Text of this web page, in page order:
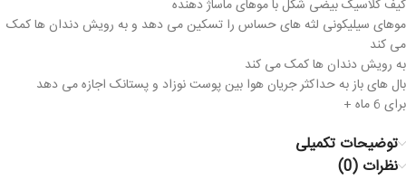
کیف کلاسیک بیضی شکل با موهای ماساژ دهنده
موهای سیلیکونی لثه های حساس را تسکین می دهد و به رویش دندان ها کمک
می کند
به رویش دندان ها کمک می کند
بال های باز به حداکثر جریان هوا بین پوست نوزاد و پستانک اجازه می دهد
برای 6 ماه +
توضیحات تکمیلی
نظرات (0)